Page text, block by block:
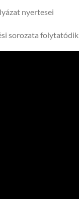
nyertesei
sorozata folytatódik